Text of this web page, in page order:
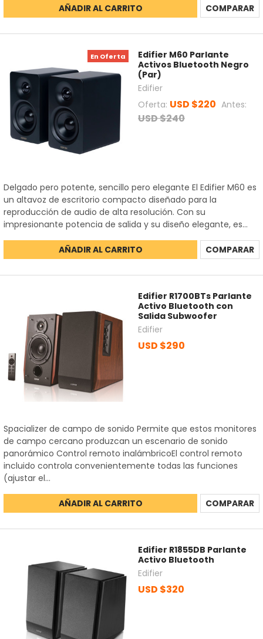
AÑADIR AL CARRITO COMPARAR
En Oferta
Edifier M60 Parlante
Activos Bluetooth Negro
(Par)
Edifier
Oferta: USD $220 Antes:
USD $240
Delgado pero potente, sencillo pero elegante El Edifier M60 es
un altavoz de escritorio compacto diseñado para la
reproducción de audio de alta resolución. Con su
impresionante potencia de salida y su diseño elegante, es...
AÑADIR AL CARRITO COMPARAR
Edifier R1700BTs Parlante
Activo Bluetooth con
Salida Subwoofer
Edifier
USD $290
Spacializer de campo de sonido Permite que estos monitores
de campo cercano produzcan un escenario de sonido
panorámico Control remoto inalámbricoEl control remoto
incluido controla convenientemente todas las funciones
(ajustar el...
AÑADIR AL CARRITO COMPARAR
Edifier R1855DB Parlante
Activo Bluetooth
Edifier
USD $320